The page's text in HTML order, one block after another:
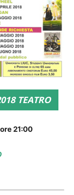
TEATRO
21:00